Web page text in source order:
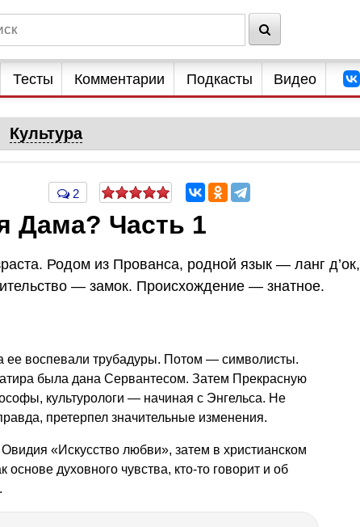
Тесты Комментарии Подкасты Видео
Культура
2
Дама? Часть 1
Родом из Прованса, родной язык — ланг д’ок,
— замок. Происхождение — знатное.
ее воспевали трубадуры. Потом — символисты.
была дана Сервантесом. Затем Прекрасную
культурологи — начиная с Энгельса. Не
претерпел значительные изменения.
«Искусство любви», затем в христианском
духовного чувства, кто-то говорит и об